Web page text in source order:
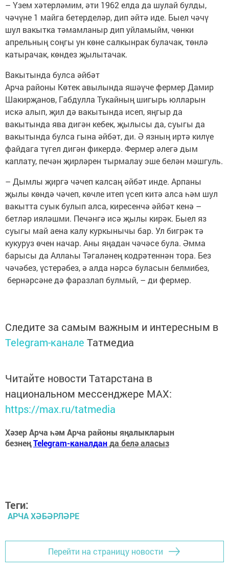
– Үзем хәтерләмим, әти 1962 елда да шулай булды,
чәчүне 1 майга бетерделәр, дип әйтә иде. Быел чәчү
шул вакытка тәмамланыр дип уйламыйм, чөнки
апрельның соңгы ун көне салкынрак булачак, төнлә
катырачак, көндез җылытачак.
Вакытында булса әйбәт
Арча районы Көтек авылында яшәүче фермер Дамир
Шакирҗанов, Габдулла Тукайның шигырь юлларын
искә алып, җил дә вакытында исеп, яңгыр да
вакытында ява дигән кебек, җылысы да, суыгы да
вакытында булса гына әйбәт, ди. Ә язның иртә килүе
файдага түгел дигән фикердә. Фермер әлегә дым
каплату, печән җирләрен тырмалау эше белән мәшгуль.
– Дымлы җиргә чәчеп калсаң әйбәт инде. Арпаны
җылы көндә чәчеп, көчле итеп үсеп китә алса һәм шул
вакытта суык булып алса, киресенчә әйбәт кенә –
бетләр ияләшми. Печәнгә исә җылы кирәк. Быел яз
суыгы май аена калу куркынычы бар. Ул бигрәк тә
кукуруз өчен начар. Аны яңадан чәчәсе була. Әмма
барысы да Аллаһы Тәгаләнең кодрәтеннән тора. Без
чәчәбез, үстерәбез, ә алда нәрсә буласын белмибез,
бернәрсәне дә фаразлап булмый, – ди фермер.
Следите за самым важным и интересным в
Telegram-канале Татмедиа
Читайте новости Татарстана в
национальном мессенджере MАХ:
https://max.ru/tatmedia
Хәзер Арча һәм Арча районы яңалыкларын
безнеңTelegram-каналданда белә аласыз
Теги:
АРЧА ХӘБӘРЛӘРЕ
Перейти на страницу новости